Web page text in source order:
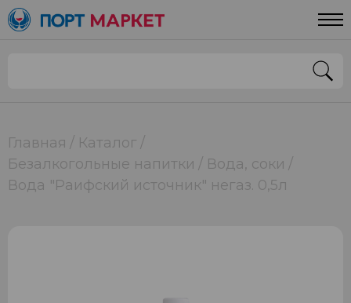
Главная
Каталог
Безалкогольные напитки
Вода, соки
Вода "Раифский источник" негаз. 0,5л